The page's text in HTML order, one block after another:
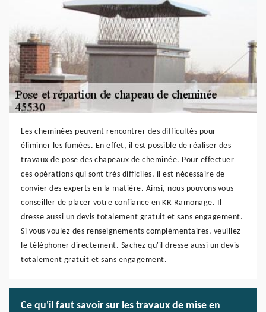
Les cheminées peuvent rencontrer des difficultés pour
éliminer les fumées. En effet, il est possible de réaliser des
travaux de pose des chapeaux de cheminée. Pour effectuer
ces opérations qui sont très difficiles, il est nécessaire de
convier des experts en la matière. Ainsi, nous pouvons vous
conseiller de placer votre confiance en KR Ramonage. Il
dresse aussi un devis totalement gratuit et sans engagement.
Si vous voulez des renseignements complémentaires, veuillez
le téléphoner directement. Sachez qu'il dresse aussi un devis
totalement gratuit et sans engagement.
Ce qu'il faut savoir sur les travaux de mise en